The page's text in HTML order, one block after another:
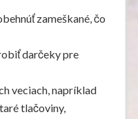
zameškané, čo
darčeky pre
veciach, napríklad
tlačoviny,